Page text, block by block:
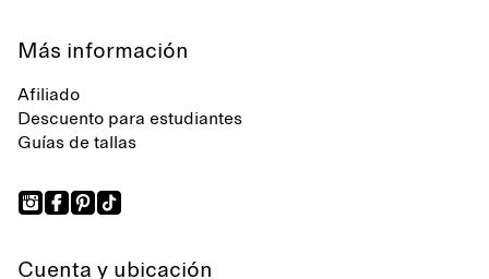
Más información
Afiliado
Descuento para estudiantes
Guías de tallas
Cuenta y ubicación